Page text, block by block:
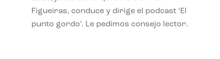
Figueiras, conduce y dirige el podcast ‘El
punto gordo’. Le pedimos consejo lector.